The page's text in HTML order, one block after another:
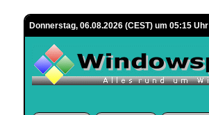
Donnerstag, 06.08.2026 (CEST) um 05:15 Uhr